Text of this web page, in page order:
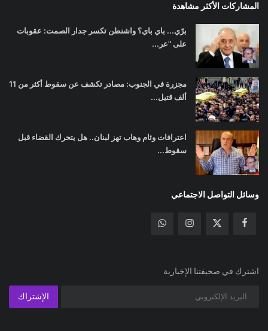
المشاركات الأكثر مشاهدة
برّي... باي باي؟ واشنطن تكسر جدار الصمت: عقوبات
على "عر...
مجزرة في الجنوب: مصادر تكشف عن سقوط أكثر من 11
ألف قتيل...
اعترافات وئام وهاب تهز لبنان.. هل يتحرك القضاء قبل
سقوط...
وسائل التواصل الاجتماعي
اشترك في صحيفتنا الإخبارية
الإشتراك